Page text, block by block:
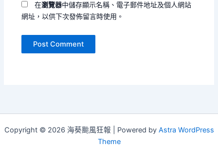
在瀏覽器中儲存顯示名稱、電子郵件地址及個人網站
網址，以供下次發佈留言時使用。
Copyright © 2026 海葵颱風狂報 | Powered by Astra WordPress
Theme